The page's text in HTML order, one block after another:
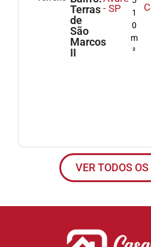
- SP
1
m
Comprar
VER TODOS